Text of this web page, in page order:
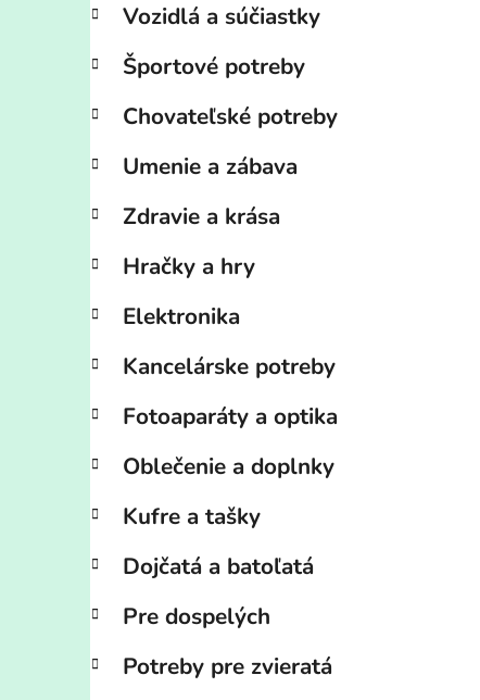
Vozidlá a súčiastky
Športové potreby
Chovateľské potreby
Umenie a zábava
Zdravie a krása
Hračky a hry
Elektronika
Kancelárske potreby
Fotoaparáty a optika
Oblečenie a doplnky
Kufre a tašky
Dojčatá a batoľatá
Pre dospelých
Potreby pre zvieratá